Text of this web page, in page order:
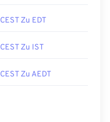
CEST Zu EDT
CEST Zu IST
CEST Zu AEDT